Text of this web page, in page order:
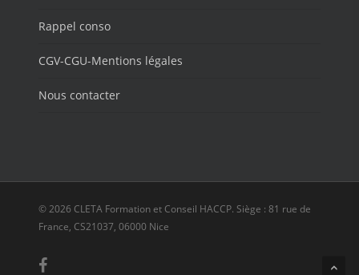
Rappel conso
CGV-CGU-Mentions légales
Nous contacter
© 2026 CLETA Formation et Conseil HACCP. Siège : 81 rue de
France, CS21037, 06000 Nice
facebook